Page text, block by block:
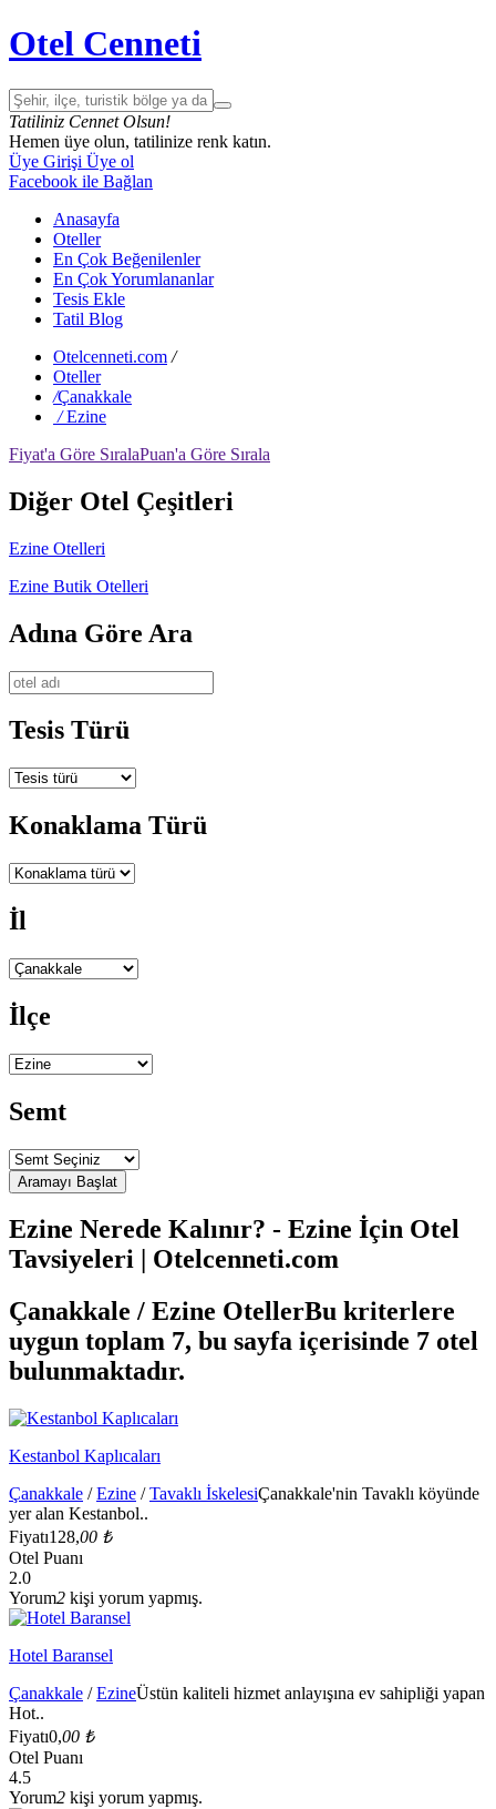
Otel Cenneti
Tatiliniz Cennet Olsun!
Hemen üye olun, tatilinize renk katın.
Üye Girişi Üye ol
Facebook ile Bağlan
Anasayfa
Oteller
En Çok Beğenilenler
En Çok Yorumlananlar
Tesis Ekle
Tatil Blog
Otelcenneti.com /
Oteller
/Çanakkale
/ Ezine
Fiyat'a Göre SıralaPuan'a Göre Sırala
Diğer Otel Çeşitleri
Ezine Otelleri
Ezine Butik Otelleri
Adına Göre Ara
Tesis Türü
Konaklama Türü
İl
İlçe
Semt
Ezine Nerede Kalınır? - Ezine İçin Otel
Tavsiyeleri | Otelcenneti.com
Çanakkale / Ezine OtellerBu kriterlere
uygun toplam 7, bu sayfa içerisinde 7 otel
bulunmaktadır.
Kestanbol Kaplıcaları
Çanakkale /Ezine /Tavaklı İskelesiÇanakkale'nin Tavaklı köyünde
yer alan Kestanbol..
Fiyatı128,00 ₺
Otel Puanı
2.0
Yorum2 kişi yorum yapmış.
Hotel Baransel
Çanakkale /EzineÜstün kaliteli hizmet anlayışına ev sahipliği yapan
Hot..
Fiyatı0,00 ₺
Otel Puanı
4.5
Yorum2 kişi yorum yapmış.